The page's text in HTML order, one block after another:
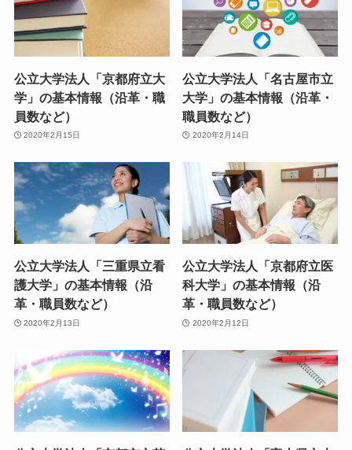
公立大学法人「京都府立大
学」の基本情報（沿革・職
員数など）
2020年2月15日
公立大学法人「名古屋市立
大学」の基本情報（沿革・
職員数など）
2020年2月14日
公立大学法人「三重県立看
護大学」の基本情報（沿
革・職員数など）
2020年2月13日
公立大学法人「京都府立医
科大学」の基本情報（沿
革・職員数など）
2020年2月12日